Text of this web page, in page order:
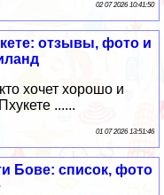
02 07 2026 10:41:50
отзывы, фото и
хочет хорошо и
......
01 07 2026 13:51:46
Бове: список, фото